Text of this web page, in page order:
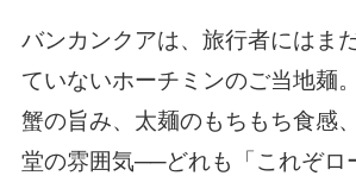
バンカンクアは、旅行者にはま
ていないホーチミンのご当地麺。
蟹の旨み、太麺のもちもち食感
堂の雰囲気──どれも「これぞロ